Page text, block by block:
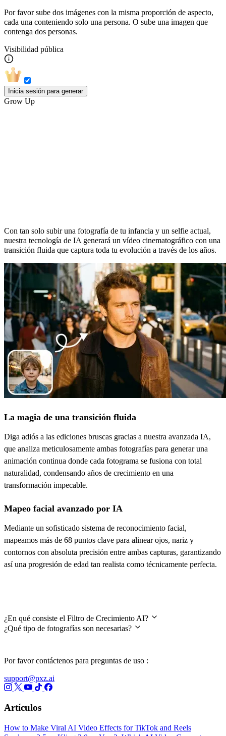
Por favor sube dos imágenes con la misma proporción de aspecto,
cada una conteniendo solo una persona. O sube una imagen que
contenga dos personas.
Visibilidad pública
Inicia sesión para generar
Grow Up
Con tan solo subir una fotografía de tu infancia y un selfie actual,
nuestra tecnología de IA generará un vídeo cinematográfico con una
transición fluida que captura toda tu evolución a través de los años.
La magia de una transición fluida
Diga adiós a las ediciones bruscas gracias a nuestra avanzada IA,
que analiza meticulosamente ambas fotografías para generar una
animación continua donde cada fotograma se fusiona con total
naturalidad, condensando años de crecimiento en una
transformación impecable.
Mapeo facial avanzado por IA
Mediante un sofisticado sistema de reconocimiento facial,
mapeamos más de 68 puntos clave para alinear ojos, nariz y
contornos con absoluta precisión entre ambas capturas, garantizando
así una progresión de edad tan realista como técnicamente perfecta.
¿En qué consiste el Filtro de Crecimiento AI?
¿Qué tipo de fotografías son necesarias?
Por favor contáctenos para preguntas de uso :
support@pxz.ai
Artículos
How to Make Viral AI Video Effects for TikTok and Reels